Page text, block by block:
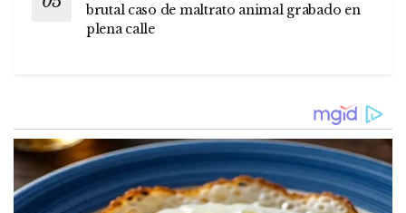
brutal caso de maltrato animal grabado en
plena calle